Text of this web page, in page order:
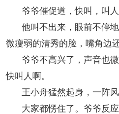
爷爷催促道，快叫，叫人
他叫不出来，眼前不停
微瘦弱的清秀的脸，嘴角边
爷爷不高兴了，声音也
快叫人啊。
王小舟猛然起身，一阵
大家都愣住了。爷爷反